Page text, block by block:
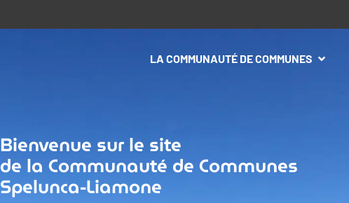
LA COMMUNAUTÉ DE COMMUNES
Bienvenue sur le site
de la Communauté de Communes
Spelunca-Liamone